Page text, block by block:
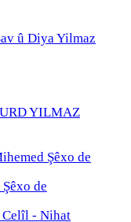
û Diya Yilmaz
YILMAZ
de